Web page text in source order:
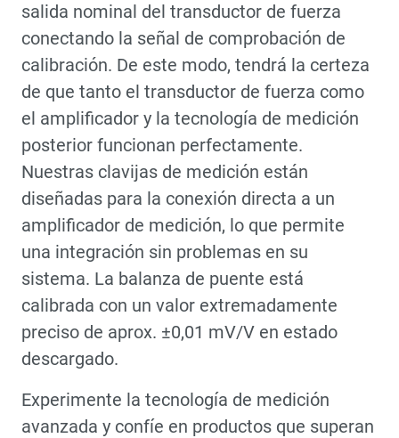
salida nominal del transductor de fuerza
conectando la señal de comprobación de
calibración. De este modo, tendrá la certeza
de que tanto el transductor de fuerza como
el amplificador y la tecnología de medición
posterior funcionan perfectamente.
Nuestras clavijas de medición están
diseñadas para la conexión directa a un
amplificador de medición, lo que permite
una integración sin problemas en su
sistema. La balanza de puente está
calibrada con un valor extremadamente
preciso de aprox. ±0,01 mV/V en estado
descargado.
Experimente la tecnología de medición
avanzada y confíe en productos que superan